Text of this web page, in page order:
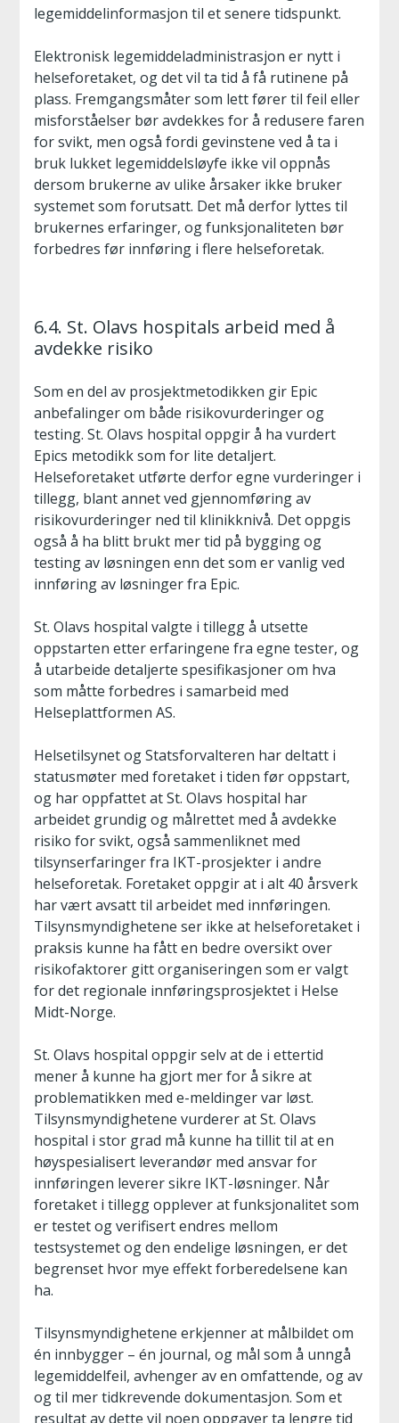
legemiddelinformasjon til et senere tidspunkt.
Elektronisk legemiddeladministrasjon er nytt i
helseforetaket, og det vil ta tid å få rutinene på
plass. Fremgangsmåter som lett fører til feil eller
misforståelser bør avdekkes for å redusere faren
for svikt, men også fordi gevinstene ved å ta i
bruk lukket legemiddelsløyfe ikke vil oppnås
dersom brukerne av ulike årsaker ikke bruker
systemet som forutsatt. Det må derfor lyttes til
brukernes erfaringer, og funksjonaliteten bør
forbedres før innføring i flere helseforetak.
6.4. St. Olavs hospitals arbeid med å
avdekke risiko
Som en del av prosjektmetodikken gir Epic
anbefalinger om både risikovurderinger og
testing. St. Olavs hospital oppgir å ha vurdert
Epics metodikk som for lite detaljert.
Helseforetaket utførte derfor egne vurderinger i
tillegg, blant annet ved gjennomføring av
risikovurderinger ned til klinikknivå. Det oppgis
også å ha blitt brukt mer tid på bygging og
testing av løsningen enn det som er vanlig ved
innføring av løsninger fra Epic.
St. Olavs hospital valgte i tillegg å utsette
oppstarten etter erfaringene fra egne tester, og
å utarbeide detaljerte spesifikasjoner om hva
som måtte forbedres i samarbeid med
Helseplattformen AS.
Helsetilsynet og Statsforvalteren har deltatt i
statusmøter med foretaket i tiden før oppstart,
og har oppfattet at St. Olavs hospital har
arbeidet grundig og målrettet med å avdekke
risiko for svikt, også sammenliknet med
tilsynserfaringer fra IKT-prosjekter i andre
helseforetak. Foretaket oppgir at i alt 40 årsverk
har vært avsatt til arbeidet med innføringen.
Tilsynsmyndighetene ser ikke at helseforetaket i
praksis kunne ha fått en bedre oversikt over
risikofaktorer gitt organiseringen som er valgt
for det regionale innføringsprosjektet i Helse
Midt-Norge.
St. Olavs hospital oppgir selv at de i ettertid
mener å kunne ha gjort mer for å sikre at
problematikken med e-meldinger var løst.
Tilsynsmyndighetene vurderer at St. Olavs
hospital i stor grad må kunne ha tillit til at en
høyspesialisert leverandør med ansvar for
innføringen leverer sikre IKT-løsninger. Når
foretaket i tillegg opplever at funksjonalitet som
er testet og verifisert endres mellom
testsystemet og den endelige løsningen, er det
begrenset hvor mye effekt forberedelsene kan
ha.
Tilsynsmyndighetene erkjenner at målbildet om
én innbygger – én journal, og mål som å unngå
legemiddelfeil, avhenger av en omfattende, og av
og til mer tidkrevende dokumentasjon. Som et
resultat av dette vil noen oppgaver ta lengre tid